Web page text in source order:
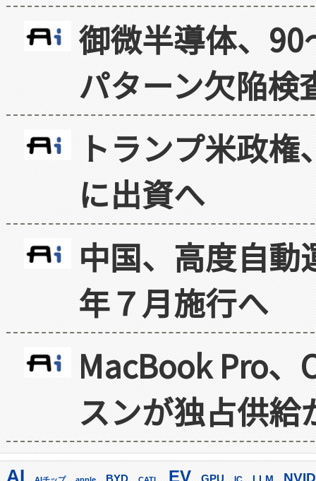
御微半導体、
パターン欠陥検
トランプ米政
に出資へ
中国、高度自
年７月施行へ
MacBook Pro
スンが独占供給
AI EV